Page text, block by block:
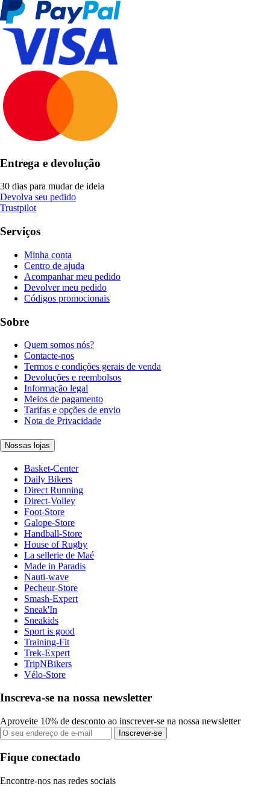
Entrega e devolução
30 dias para mudar de ideia
Devolva seu pedido
Trustpilot
Serviços
Minha conta
Centro de ajuda
Acompanhar meu pedido
Devolver meu pedido
Códigos promocionais
Sobre
Quem somos nós?
Contacte-nos
Termos e condições gerais de venda
Devoluções e reembolsos
Informação legal
Meios de pagamento
Tarifas e opções de envio
Nota de Privacidade
Nossas lojas
Basket-Center
Daily Bikers
Direct Running
Direct-Volley
Foot-Store
Galope-Store
Handball-Store
House of Rugby
La sellerie de Maé
Made in Paradis
Nauti-wave
Pecheur-Store
Smash-Expert
Sneak'In
Sneakids
Sport is good
Training-Fit
Trek-Expert
TripNBikers
Vélo-Store
Inscreva-se na nossa newsletter
Aproveite 10% de desconto ao inscrever-se na nossa newsletter
Inscrever-se
Fique conectado
Encontre-nos nas redes sociais